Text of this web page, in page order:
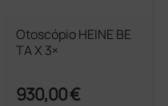
Otoscópio HEINE BE
TA X 3×
930,00 €